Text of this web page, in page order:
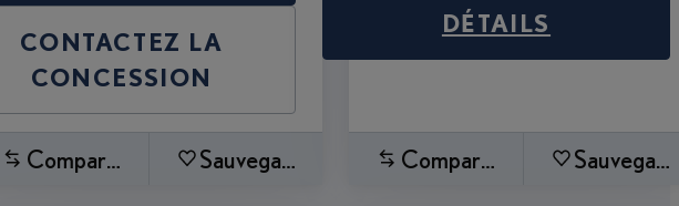
CONTACTEZ LA
CONCESSION
Comparez Sauvegardez
DÉTAILS
Comparez